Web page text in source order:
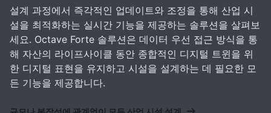
설계 과정에서 즉각적인 업데이트와 조정을 통해 산업 시
설을 최적화하는 실시간 기능을 제공하는 솔루션을 살펴보
세요. Octave Forte 솔루션은 데이터 우선 접근 방식을 통
해 자산의 라이프사이클 동안 종합적인 디지털 트윈을 위
한 디지털 표현을 유지하고 시설을 설계하는 데 필요한 모
든 기능을 제공합니다.